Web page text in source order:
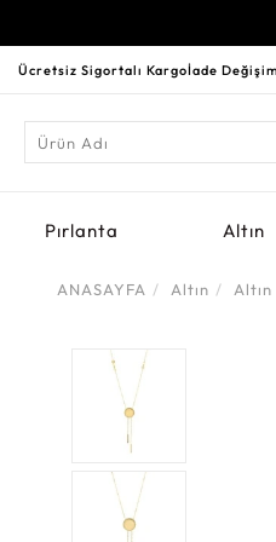
Ücretsiz Sigortalı Kargoİade
Pırlanta Altın
ANASAYFA Altın